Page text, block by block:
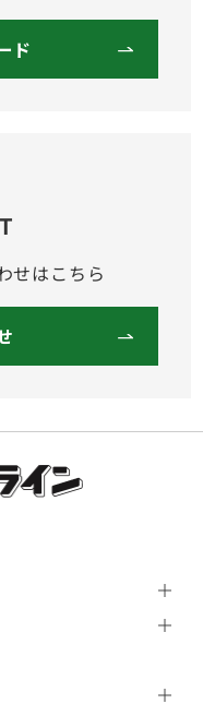
ド
せはこちら